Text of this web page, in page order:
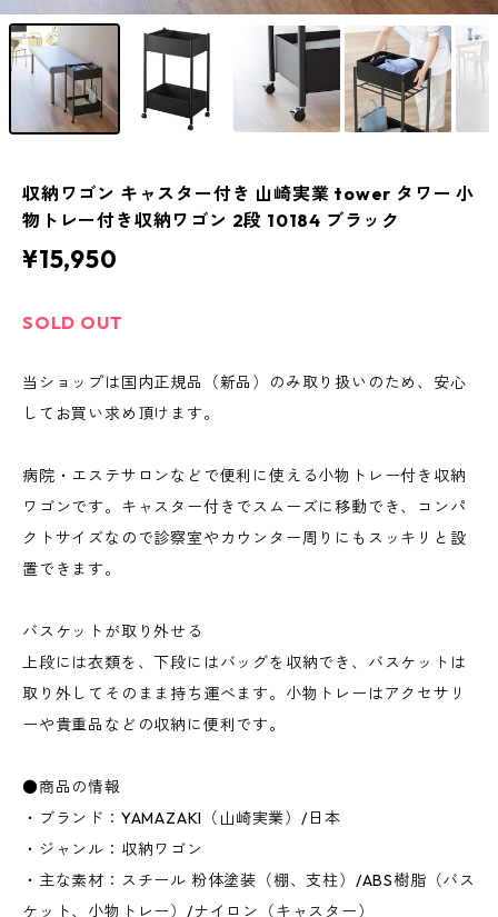
収納ワゴン キャスター付き 山崎実業 tower タワー 小
物トレー付き収納ワゴン 2段 10184 ブラック
¥15,950
SOLD OUT
当ショップは国内正規品（新品）のみ取り扱いのため、安心
してお買い求め頂けます。
病院・エステサロンなどで便利に使える小物トレー付き収納
ワゴンです。キャスター付きでスムーズに移動でき、コンパ
クトサイズなので診察室やカウンター周りにもスッキリと設
置できます。
バスケットが取り外せる
上段には衣類を、下段にはバッグを収納でき、バスケットは
取り外してそのまま持ち運べます。小物トレーはアクセサリ
ーや貴重品などの収納に便利です。
●商品の情報
・ブランド：YAMAZAKI（山崎実業）/日本
・ジャンル：収納ワゴン
・主な素材：スチール 粉体塗装（棚、支柱）/ABS樹脂（バス
ケット、小物トレー）/ナイロン（キャスター）